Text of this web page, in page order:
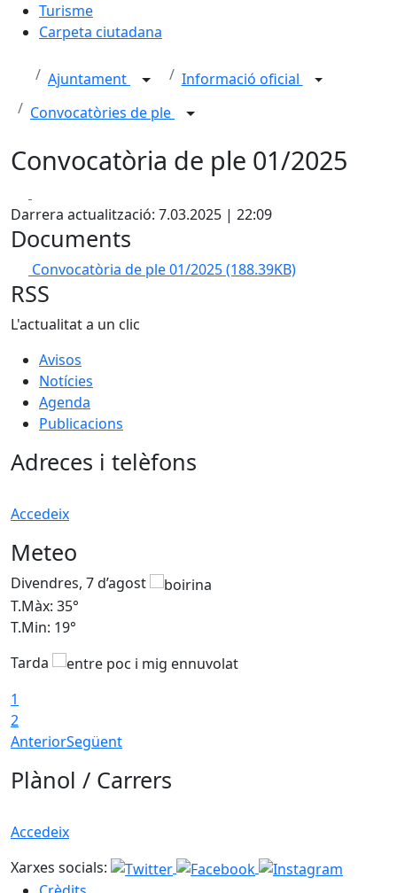
Turisme
Carpeta ciutadana
Ajuntament
Informació oficial
Convocatòries de ple
Convocatòria de ple 01/2025
Darrera actualització: 7.03.2025 | 22:09
Documents
Convocatòria de ple 01/2025(188.39KB)
RSS
L'actualitat a un clic
Avisos
Notícies
Agenda
Publicacions
Adreces i telèfons
Accedeix
Meteo
Divendres, 7 d’agost
T.Màx: 35°
T.Min: 19°
Tarda
1
2
AnteriorSegüent
Plànol / Carrers
Accedeix
Xarxes socials: